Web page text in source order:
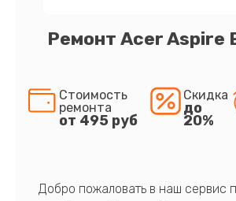
Ремонт Acer Aspire
Стоимость
ремонта
от 495 руб
Скидка
до
20%
Добро пожаловать в наш сервис